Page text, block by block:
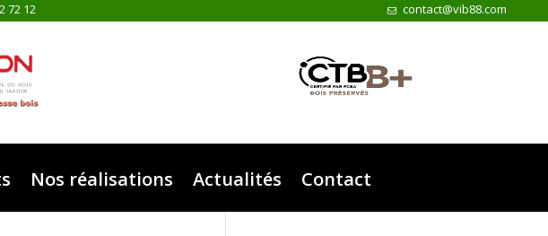
72 12 contact@vib88.com
Nos réalisations Actualités Contact